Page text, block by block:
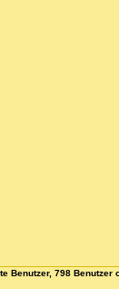
Benutzer, 798 Benutzer